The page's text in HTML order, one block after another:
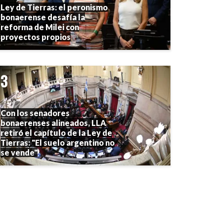
Ley de Tierras: el peronismo
bonaerense desafía la
reforma de Milei con
proyectos propios
Con los senadores
bonaerenses alineados, LLA
retiró el capítulo de la Ley de
Tierras: "El suelo argentino no
se vende"